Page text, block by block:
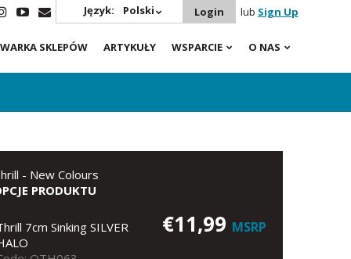
Język: Polski Login lub Sign Up
SKLEPÓW ARTYKUŁY WSPARCIE O NAS
- New Colours
PRODUKTU
7cm Sinking SILVER
€11,99 MSRP